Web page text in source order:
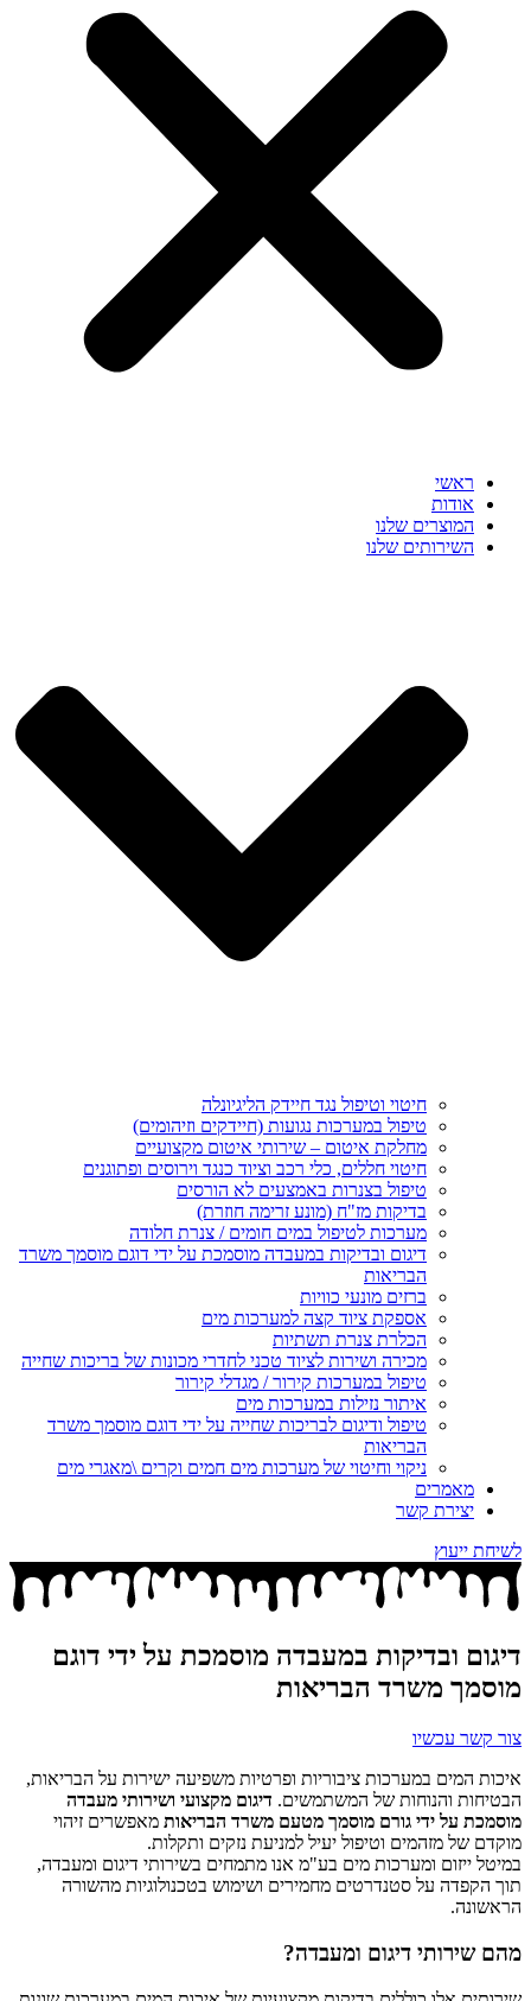
ראשי
אודות
המוצרים שלנו
השירותים שלנו
חיטוי וטיפול נגד חיידק הליגיונלה
טיפול במערכות נגועות (חיידקים וזיהומים)
מחלקת איטום – שירותי איטום מקצועיים
חיטוי חללים, כלי רכב וציוד כנגד וירוסים ופתוגנים
טיפול בצנרות באמצעים לא הורסים
בדיקות מז"ח (מונע זרימה חוזרת)
מערכות לטיפול במים חומים / צנרת חלודה
דיגום ובדיקות במעבדה מוסמכת על ידי דוגם מוסמך משרד
הבריאות
ברזים מונעי כוויות
אספקת ציוד קצה למערכות מים
הכלרת צנרת תשתיות
מכירה ושירות לציוד טכני לחדרי מכונות של בריכות שחייה
טיפול במערכות קירור / מגדלי קירור
איתור נזילות במערכות מים
טיפול ודיגום לבריכות שחייה על ידי דוגם מוסמך משרד
הבריאות
ניקוי וחיטוי של מערכות מים חמים וקרים \מאגרי מים
מאמרים
יצירת קשר
לשיחת ייעוץ
דיגום ובדיקות במעבדה מוסמכת על ידי דוגם
מוסמך משרד הבריאות
צור קשר עכשיו
איכות המים במערכות ציבוריות ופרטיות משפיעה ישירות על הבריאות,
הבטיחות והנוחות של המשתמשים. דיגום מקצועי ושירותי מעבדה
מוסמכת על ידי גורם מוסמך מטעם משרד הבריאות מאפשרים זיהוי
מוקדם של מזהמים וטיפול יעיל למניעת נזקים ותקלות.
במיטל ייזום ומערכות מים בע"מ אנו מתמחים בשירותי דיגום ומעבדה,
תוך הקפדה על סטנדרטים מחמירים ושימוש בטכנולוגיות מהשורה
הראשונה.
מהם שירותי דיגום ומעבדה?